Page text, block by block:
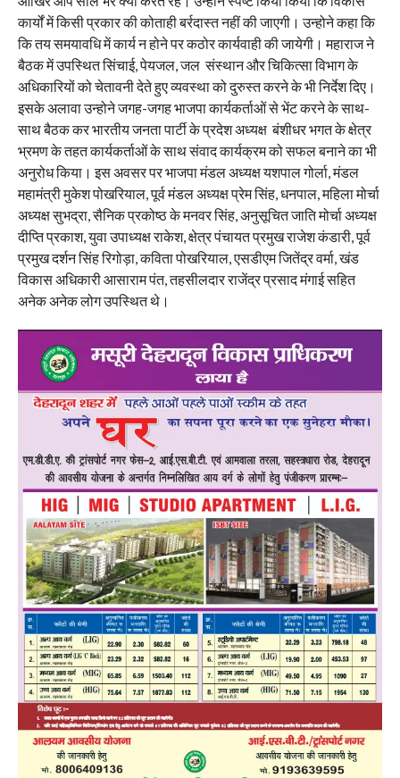
कार्यों में किसी प्रकार की कोताही बर्रदास्त नहीं की जाएगी। उन्होने कहा कि
कि तय समयावधि में कार्य न होने पर कठोर कार्यवाही की जायेगी। महाराज ने
बैठक में उपस्थित सिंचाई, पेयजल, जल संस्थान और चिकित्सा विभाग के
अधिकारियों को चेतावनी देते हुए व्यवस्था को दुरुस्त करने के भी निर्देश दिए।
इसके अलावा उन्होने जगह-जगह भाजपा कार्यकर्ताओं से भेंट करने के साथ-
साथ बैठक कर भारतीय जनता पार्टी के प्रदेश अध्यक्ष बंशीधर भगत के क्षेत्र
भ्रमण के तहत कार्यकर्ताओं के साथ संवाद कार्यक्रम को सफल बनाने का भी
अनुरोध किया। इस अवसर पर भाजपा मंडल अध्यक्ष यशपाल गोर्ला, मंडल
महामंत्री मुकेश पोखरियाल, पूर्व मंडल अध्यक्ष प्रेम सिंह, धनपाल, महिला मोर्चा
अध्यक्ष सुभद्रा, सैनिक प्रकोष्ठ के मनवर सिंह, अनुसूचित जाति मोर्चा अध्यक्ष
दीप्ति प्रकाश, युवा उपाध्यक्ष राकेश, क्षेत्र पंचायत प्रमुख राजेश कंडारी, पूर्व
प्रमुख दर्शन सिंह रिगोड़ा, कविता पोखरियाल, एसडीएम जितेंद्र वर्मा, खंड
विकास अधिकारी आसाराम पंत, तहसीलदार राजेंद्र प्रसाद मंगाई सहित
अनेक अनेक लोग उपस्थित थे।